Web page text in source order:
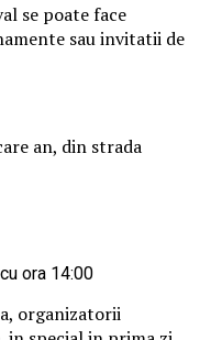
se poate face
sau invitatii de
an, din strada
ora 14:00
organizatorii